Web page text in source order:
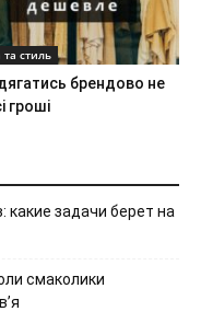
стиль
брендово не
гроші
задачи берет на
смаколики